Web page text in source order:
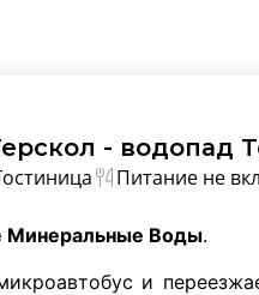
- водопад
Питание не
Минеральные Воды.
и